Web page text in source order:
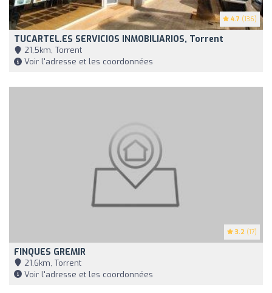
4.7 (136)
TUCARTEL.ES SERVICIOS INMOBILIARIOS, Torrent
21,5km, Torrent
Voir l'adresse et les coordonnées
3.2 (17)
FINQUES GREMIR
21,6km, Torrent
Voir l'adresse et les coordonnées